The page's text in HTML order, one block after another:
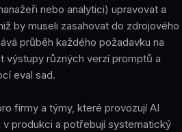
nebo analytici) upravovat a
by museli zasahovat do zdrojového
průběh každého požadavku na
výstupy různých verzí promptů a
eval sad.
firmy a týmy, které provozují AI
produkci a potřebují systematický